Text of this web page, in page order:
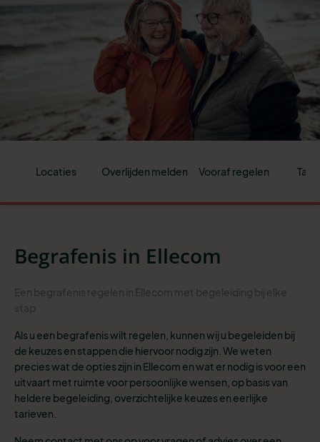
Locaties Overlijden melden Vooraf regelen
Begrafenis in Ellecom
Als u een begrafenis wilt regelen, kunnen wij u begeleiden bij
de keuzes en stappen die hiervoor nodig zijn. We weten
precies wat de opties zijn in Ellecom en wat er nodig is voor een
uitvaart met ruimte voor persoonlijke wensen, op basis van
heldere begeleiding, overzichtelijke keuzes en eerlijke
tarieven.